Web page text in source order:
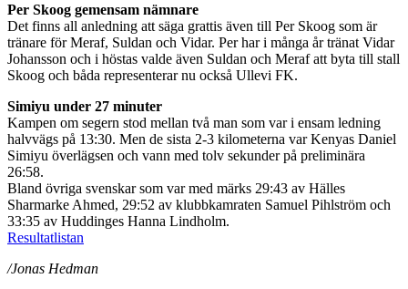
Per Skoog gemensam nämnare
Det finns all anledning att säga grattis även till Per Skoog som är
tränare för Meraf, Suldan och Vidar. Per har i många år tränat Vidar
Johansson och i höstas valde även Suldan och Meraf att byta till stall
Skoog och båda representerar nu också Ullevi FK.
Simiyu under 27 minuter
Kampen om segern stod mellan två man som var i ensam ledning
halvvägs på 13:30. Men de sista 2-3 kilometerna var Kenyas Daniel
Simiyu överlägsen och vann med tolv sekunder på preliminära
26:58.
Bland övriga svenskar som var med märks 29:43 av Hälles
Sharmarke Ahmed, 29:52 av klubbkamraten Samuel Pihlström och
33:35 av Huddinges Hanna Lindholm.
Resultatlistan
/Jonas Hedman